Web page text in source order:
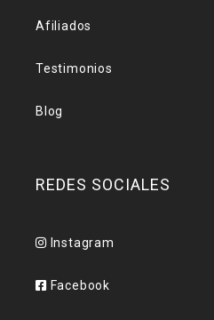
Afiliados
Testimonios
Blog
REDES SOCIALES
Instagram
Facebook